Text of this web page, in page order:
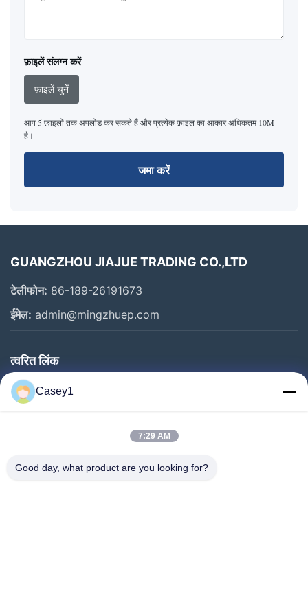
फ़ाइलें संलग्न करें
फ़ाइलें चुनें
आप 5 फ़ाइलों तक अपलोड कर सकते हैं और प्रत्येक फ़ाइल का आकार अधिकतम 10M
है।
जमा करें
GUANGZHOU JIAJUE TRADING CO.,LTD
टेलीफोन: 86-189-26191673
ईमेल: admin@mingzhuep.com
त्वरित लिंक
घर
उत्पाद
कारखाने का दौरा
Casey1
7:29 AM
Good day, what product are you looking for?